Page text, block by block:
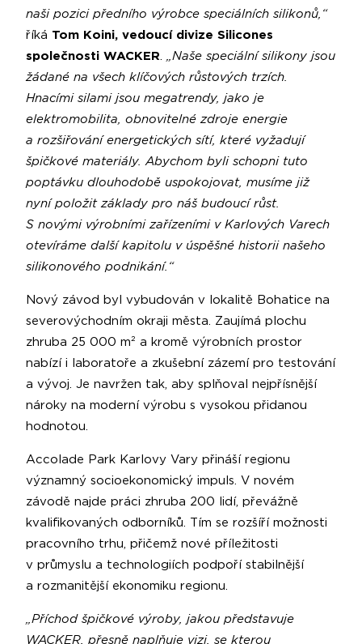
naši pozici předního výrobce speciálních silikonů,“
říká Tom Koini, vedoucí divize Silicones
společnosti WACKER
„Naše speciální silikony jsou
žádané na všech klíčových růstových trzích.
Hnacími silami jsou megatrendy, jako je
elektromobilita, obnovitelné zdroje energie
a rozšiřování energetických sítí, které vyžadují
špičkové materiály. Abychom byli schopni tuto
poptávku dlouhodobě uspokojovat, musíme již
nyní položit základy pro náš budoucí růst.
S novými výrobními zařízeními v Karlových Varech
otevíráme další kapitolu v úspěšné historii našeho
silikonového podnikání.“
Nový závod byl vybudován v lokalitě Bohatice na
severovýchodním okraji města. Zaujímá plochu
zhruba 25 000 m² a kromě výrobních prostor
nabízí i laboratoře a zkušební zázemí pro testování
a vývoj. Je navržen tak, aby splňoval nejpřísnější
nároky na moderní výrobu s vysokou přidanou
hodnotou.
Accolade Park Karlovy Vary přináší regionu
významný socioekonomický impuls. V novém
závodě najde práci zhruba 200 lidí, převážně
kvalifikovaných odborníků. Tím se rozšíří možnosti
pracovního trhu, přičemž nové příležitosti
v průmyslu a technologiích podpoří stabilnější
a rozmanitější ekonomiku regionu.
„Příchod špičkové výroby, jakou představuje
WACKER, přesně naplňuje vizi, se kterou